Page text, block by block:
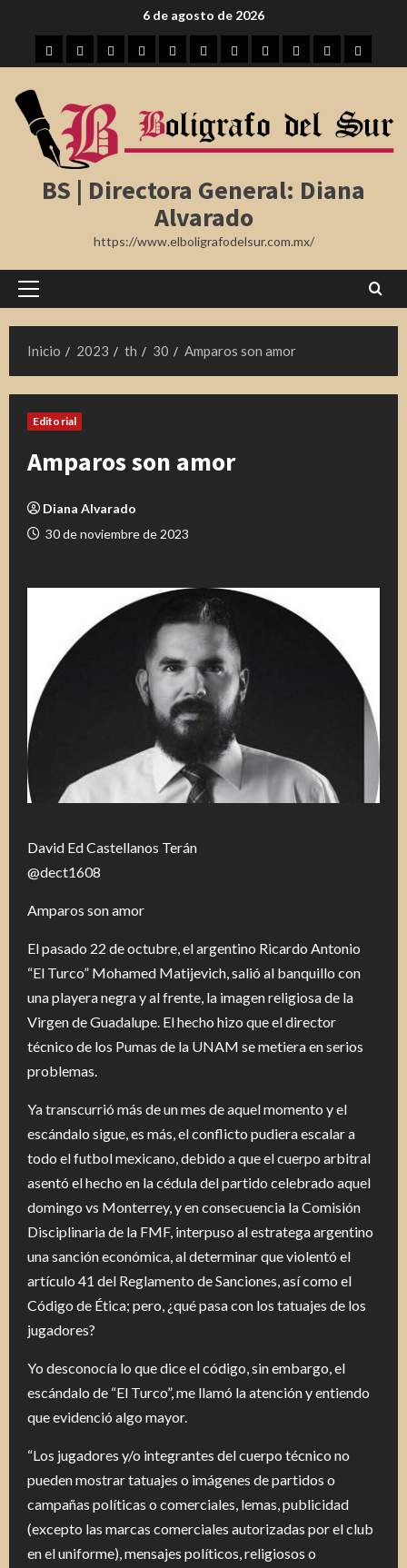
contenido
6 de agosto de 2026
InicioTampicoMaderoAltamiraTamaulipas
RegiónNota MéxicoInternacional
Farándula
BS | Directora General: Diana
Alvarado
https://www.elboligrafodelsur.com.mx/
Menú
Inicio
2023 th 30 Amparos son amor
Editorial
Amparos son amor
Diana Alvarado
30 de noviembre de 2023
David Ed Castellanos Terán
@dect1608
Amparos son amor
El pasado 22 de octubre, el argentino Ricardo Antonio
“El Turco” Mohamed Matijevich, salió al banquillo con
una playera negra y al frente, la imagen religiosa de la
Virgen de Guadalupe. El hecho hizo que el director
técnico de los Pumas de la UNAM se metiera en serios
problemas.
Ya transcurrió más de un mes de aquel momento y el
escándalo sigue, es más, el conflicto pudiera escalar a
todo el futbol mexicano, debido a que el cuerpo arbitral
asentó el hecho en la cédula del partido celebrado aquel
domingo vs Monterrey, y en consecuencia la Comisión
Disciplinaria de la FMF, interpuso al estratega argentino
una sanción económica, al determinar que violentó el
artículo 41 del Reglamento de Sanciones, así como el
Código de Ética; pero, ¿qué pasa con los tatuajes de los
jugadores?
Yo desconocía lo que dice el código, sin embargo, el
escándalo de “El Turco”, me llamó la atención y entiendo
que evidenció algo mayor.
“Los jugadores y/o integrantes del cuerpo técnico no
pueden mostrar tatuajes o imágenes de partidos o
campañas políticas o comerciales, lemas, publicidad
(excepto las marcas comerciales autorizadas por el club
en el uniforme), mensajes políticos, religiosos o